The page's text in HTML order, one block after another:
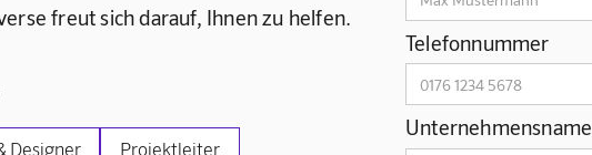
freut sich darauf, Ihnen zu helfen.
Designer Projektleiter
Telefonnummer
Unternehmensname